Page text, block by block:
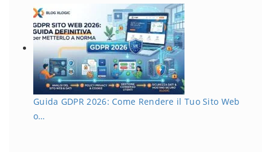
Guida GDPR 2026: Come Rendere il Tuo Sito Web
o…